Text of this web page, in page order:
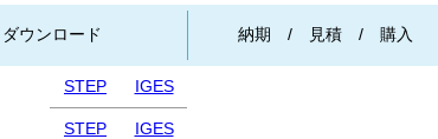
ダウンロード 納期 / 見積 / 購入
STEP IGES
STEP IGES